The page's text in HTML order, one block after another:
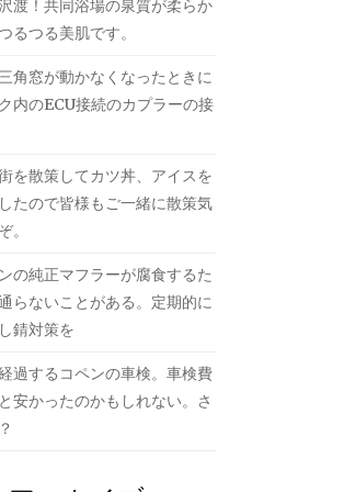
渡！共同浴場の泉質が柔らか
るつる美肌です。
角窓が動かなくなったときに
内のECU接続のカプラーの接
を散策してカツ丼、アイスを
たので皆様もご一緒に散策気
。
の純正マフラーが腐食するた
らないことがある。定期的に
錆対策を
過するコペンの車検。車検費
安かったのかもしれない。さ